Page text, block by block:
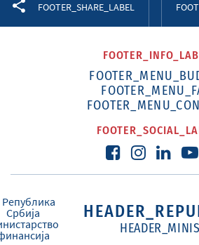
FOOTER_SHARE_LABEL